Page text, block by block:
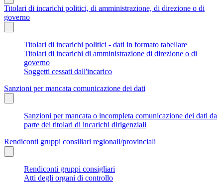
Titolari di incarichi politici, di amministrazione, di direzione o di
governo
Titolari di incarichi politici - dati in formato tabellare
Titolari di incarichi di amministrazione di direzione o di
governo
Soggetti cessati dall'incarico
Sanzioni per mancata comunicazione dei dati
Sanzioni per mancata o incompleta comunicazione dei dati da
parte dei titolari di incarichi dirigenziali
Rendiconti gruppi consiliari regionali/provinciali
Rendiconti gruppi consigliari
Atti degli organi di controllo